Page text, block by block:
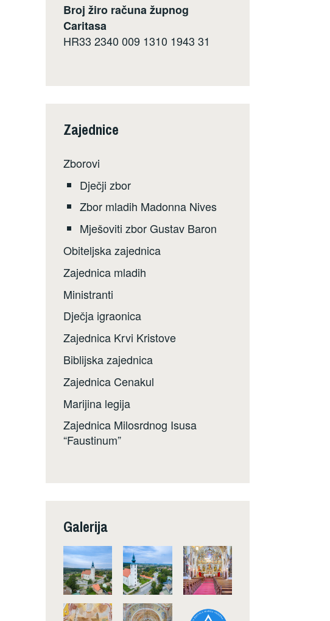
Broj žiro računa župnog
Caritasa
HR33 2340 009 1310 1943 31
Zajednice
Zborovi
Dječji zbor
Zbor mladih Madonna Nives
Mješoviti zbor Gustav Baron
Obiteljska zajednica
Zajednica mladih
Ministranti
Dječja igraonica
Zajednica Krvi Kristove
Biblijska zajednica
Zajednica Cenakul
Marijina legija
Zajednica Milosrdnog Isusa
“Faustinum”
Galerija